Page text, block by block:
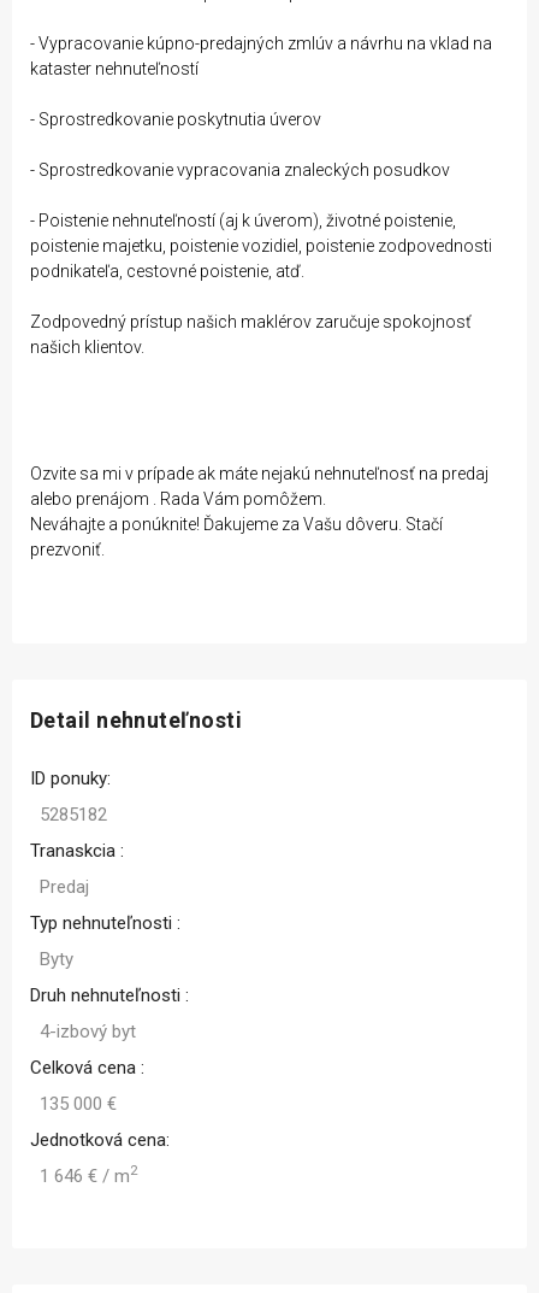
- Vypracovanie kúpno-predajných zmlúv a návrhu na vklad na
kataster nehnuteľností
- Sprostredkovanie poskytnutia úverov
- Sprostredkovanie vypracovania znaleckých posudkov
- Poistenie nehnuteľností (aj k úverom), životné poistenie,
poistenie majetku, poistenie vozidiel, poistenie zodpovednosti
podnikateľa, cestovné poistenie, atď.
Zodpovedný prístup našich maklérov zaručuje spokojnosť
našich klientov.
Ozvite sa mi v prípade ak máte nejakú nehnuteľnosť na predaj
alebo prenájom . Rada Vám pomôžem.
Neváhajte a ponúknite! Ďakujeme za Vašu dôveru. Stačí
prezvoniť.
Detail nehnuteľnosti
ID ponuky:
5285182
Tranaskcia :
Predaj
Typ nehnuteľnosti :
Byty
Druh nehnuteľnosti :
4-izbový byt
Celková cena :
135 000 €
Jednotková cena:
1 646 € / m2